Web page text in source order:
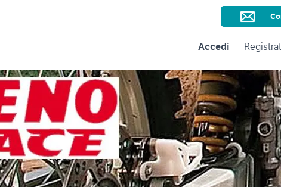
Subito per le Aziende
Accedi